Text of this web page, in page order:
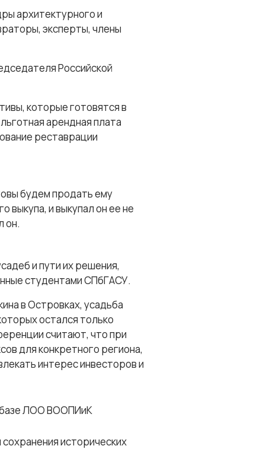
архитектурного и
эксперты, члены
Российской
которые готовятся в
арендная плата
реставрации
будем продать ему
выкупа, и выкупал он ее не
он.
и пути их решения,
студентами СПбГАСУ.
в Островках, усадьба
остался только
считают, что при
для конкретного региона,
интерес инвесторов и
базе ЛОО ВООПИиК
исторических